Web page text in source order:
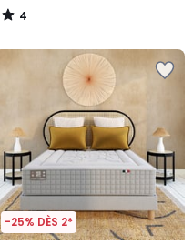
4
/
-25% DÈS 2*